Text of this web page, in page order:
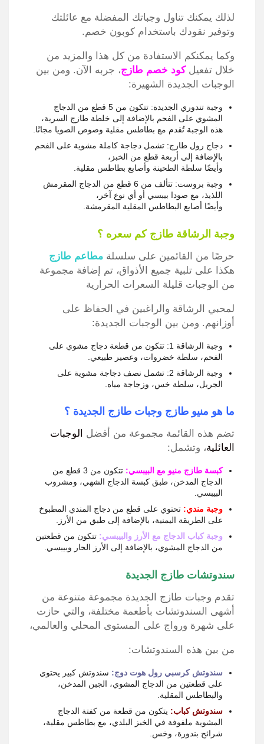
لذلك يمكنك تناول وجباتك المفضلة مع عائلتك
وتوفير نقودك باستخدام كوبون خصم.
وكما يمكنكم الاستفادة من كل هذا والمزيد من
خلال تفعيلكود خصم طازج، جربه الآن. ومن بين
الوجبات الجديدة الشهيرة:
وجبة تندوري الجديدة: تتكون من 5 قطع من الدجاج
المشوي على الفحم بالإضافة إلى خلطة طازج السرية،
هذه الوجبة تُقدم مع بطاطس مقلية وصوص الصويا مجانًا.
دجاج رول طازج: تشمل دجاجة كاملة مشوية على الفحم
بالإضافة إلى أربعة قطع من الخبز،
وأيضًا سلطة الطحينة وأصابع بطاطس مقلية.
وجبة بروست: تتألف من 6 قطع من الدجاج المقرمش
اللذيذ، مع صودا بيبسي أو أي نوع آخر،
وأيضًا أصابع البطاطس المقلية المقرمشة.
وجبة الرشاقة طازج كم سعره ؟
حرصًا من القائمين على سلسلة مطاعم طازج
هكذا على تلبية جميع الأذواق، تم إضافة مجموعة
من الوجبات قليلة السعرات الحرارية
لمحبي الرشاقة والراغبين في الحفاظ على
أوزانهم. ومن بين الوجبات الجديدة:
وجبة الرشاقة 1: تتكون من قطعة دجاج مشوي على
الفحم، سلطة خضروات، وعصير طبيعي.
وجبة الرشاقة 2: تشمل نصف دجاجة مشوية على
الجريل، سلطة خس، وزجاجة مياه.
ما هو منيو طازج وجبات طازج الجديدة ؟
تضم هذه القائمة مجموعة من أفضل
الوجبات
العائلية، وتشمل:
كبسة طازج منيو مع البيبسي:
تتكون من 3 قطع من
الدجاج المدخن، طبق كبسة الدجاج الشهي، ومشروب
البيبسي.
وجبة مندي: تحتوي على قطع من دجاج المندي المطبوخ
على الطريقة اليمنية، بالإضافة إلى طبق من الأرز.
وجبة كباب الدجاج مع الأرز والبيبسي: تتكون من قطعتين
من الدجاج المشوي، بالإضافة إلى الأرز الحار وبيبسي.
سندوتشات طازج الجديدة
تقدم وجبات طازج الجديدة مجموعة متنوعة من
أشهى السندوتشات بأطعمة مختلفة، والتي حازت
على شهرة ورواج على المستوى المحلي والعالمي،
من بين هذه السندوتشات:
سندوتش كرسبي رول هوت دوج: سندوتش كبير يحتوي
على قطعتين من الدجاج المشوي، الجبن المدخن،
والبطاطس المقلية.
سندوتش كباب: يتكون من قطعة من كفتة الدجاج
المشوية ملفوفة في الخبز البلدي، مع بطاطس مقلية،
شرائح بندورة، وخس.